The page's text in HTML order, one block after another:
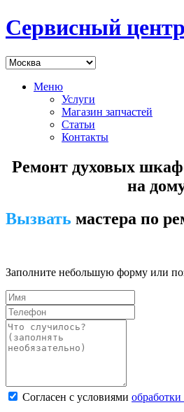
Сервисный центр
Меню
Услуги
Магазин запчастей
Статьи
Контакты
Ремонт духовых
на
Вызвать мастера по
Заполните небольшую форму или
Согласен с условиями